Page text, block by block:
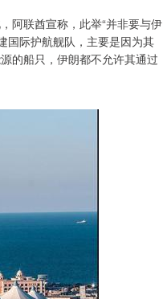
阿联酋宣称，此举“并非要与伊
国际护航舰队，主要是因为其
的船只，伊朗都不允许其通过